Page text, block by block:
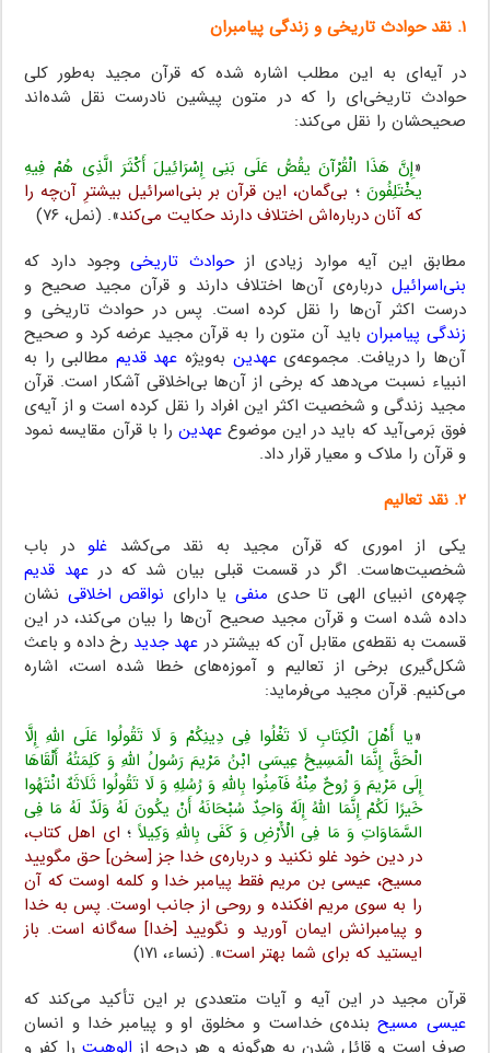
۱. نقد حوادث تاریخی و زندگی پیامبران
در آیه‌ای به این مطلب اشاره شده که قرآن مجید به‌طور کلی
حوادث تاریخی‌ای را که در متون پیشین نادرست نقل شده‌اند
صحیحشان را نقل می‌کند:
«إِنَّ هَذَا الْقُرْآنَ یقُصُّ عَلَى بَنِی إِسْرَائِیلَ أَکْثَرَ الَّذِی هُمْ فِیهِ
یخْتَلِفُونَ ؛ بی‌گمان، این قرآن بر بنی‌اسرائیل بیشترِ آن‌چه را
که آنان درباره‌اش اختلاف دارند حکایت می‌کند». (نمل، ۷۶)
مطابق این آیه موارد زیادی ازحوادث تاریخیوجود دارد که
بنی‌اسرائیل درباره‌ی آن‌ها اختلاف دارند و قرآن مجید صحیح و
درست اکثر آن‌ها را نقل کرده است. پس در حوادث تاریخی و
زندگی پیامبرانباید آن متون را به قرآن مجید عرضه کرد و صحیح
آن‌ها را دریافت. مجموعه‌یعهدین به‌ویژه عهد قدیم مطالبی را به
انبیاء نسبت می‌دهد که برخی از آن‌ها بی‌اخلاقی آشکار است. قرآن
مجید زندگی و شخصیت اکثر این افراد را نقل کرده است و از آیه‌ی
فوق بَرمی‌آید که باید در این موضوععهدین را با قرآن مقایسه نمود
و قرآن را ملاک و معیار قرار داد.
۲. نقد تعالیم
یکی از اموری که قرآن مجید به نقد می‌کشدغلو در باب
شخصیت‌هاست. اگر در قسمت قبلی بیان شد که در عهد قدیم
چهره‌ی انبیای الهی تا حدی منفییا دارای نواقص اخلاقی نشان
داده شده است و قرآن مجید صحیح آن‌ها را بیان می‌کند، در این
قسمت به نقطه‌ی مقابل آن که بیشتر در عهد جدید رخ داده و باعث
شکل‌گیری برخی از تعالیم و آموزه‌های خطا شده است، اشاره
می‌کنیم. قرآن مجید می‌فرماید:
«یا أَهْلَ الْکِتَابِ لَا تَغْلُوا فِی دِینِکُمْ وَ لَا تَقُولُوا عَلَى اللَّهِ إِلَّا
الْحَقَّ إِنَّمَا الْمَسِیحُ عِیسَى ابْنُ مَرْیمَ رَسُولُ اللَّهِ وَ کَلِمَتُهُ أَلْقَاهَا
إِلَى مَرْیمَ وَ رُوحٌ مِنْهُ فَآمِنُوا بِاللَّهِ وَ رُسُلِهِ وَ لَا تَقُولُوا ثَلَاثَهٌ انْتَهُوا
خَیرًا لَکُمْ إِنَّمَا اللَّهُ إِلَهٌ وَاحِدٌ سُبْحَانَهُ أَنْ یکُونَ لَهُ وَلَدٌ لَهُ مَا فِی
السَّمَاوَاتِ وَ مَا فِی الْأَرْضِ وَ کَفَى بِاللَّهِ وَکِیلاً ؛ ای اهل کتاب،
در دین خود غلو نکنید و درباره‌ی خدا جز [سخن] حق مگویید
مسیح، عیسی بن مریم فقط پیامبر خدا و کلمه اوست که آن
را به سوی مریم افکنده و روحی از جانب اوست. پس به خدا
و پیامبرانش ایمان آورید و نگویید [خدا] سه‌‌گانه است. باز
ایستید که برای شما بهتر است». (نساء، ۱۷۱)
قرآن مجید در این آیه و آیات متعددی بر این تأکید می‌کند که
عیسی مسیحبنده‌ی خداست و مخلوق او و پیامبر خدا و انسان